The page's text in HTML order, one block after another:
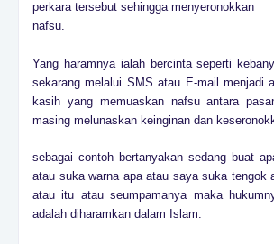
perkara tersebut sehingga menyeronokkan
nafsu.
Yang haramnya ialah bercinta seperti
sekarang melalui SMS atau E-mail menjadi
kasih yang memuaskan nafsu antara
masing melunaskan keinginan dan
sebagai contoh bertanyakan sedang buat
atau suka warna apa atau saya suka tengok
atau itu atau seumpamanya maka
adalah diharamkan dalam Islam.